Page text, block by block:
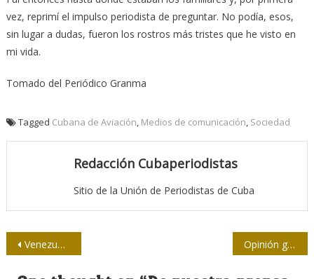
vez, reprimí el impulso periodista de preguntar. No podía, esos,
sin lugar a dudas, fueron los rostros más tristes que he visto en
mi vida.
Tomado del Periódico Granma
Tagged Cubana de Aviación, Medios de comunicación, Sociedad
Redacción Cubaperiodistas
Sitio de la Unión de Periodistas de Cuba
Navegación
de
Venezuela: preparativos mediáticos para una intervención Opinión gráfica / Por Adán